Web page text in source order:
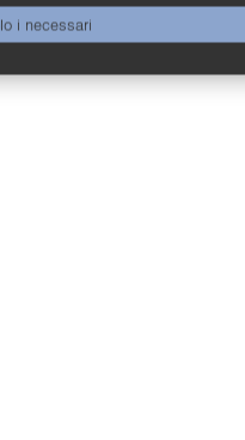
i necessari